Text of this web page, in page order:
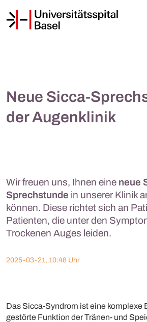
Neue Sicca-
der Augenklinik
Wir freuen uns, Ihnen eine neue
Sprechstunde in unserer Klinik
können. Diese richtet sich an
Patienten, die unter den
Trockenen Auges leiden.
2025-03-21, 10:48 Uhr
Das Sicca-Syndrom ist eine komplexe
gestörte Funktion der Tränen- und